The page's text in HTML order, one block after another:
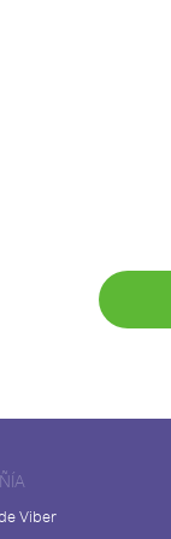
Viber